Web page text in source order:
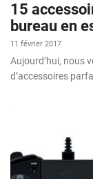
15
bureau en
11 février 2017
Aujourd’hui, nous
d’accessoires